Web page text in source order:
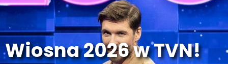
Wiosna 2026 w TVN!